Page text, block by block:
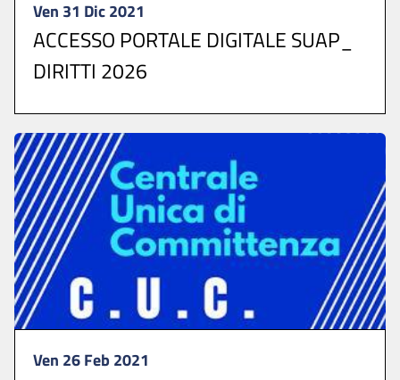
Ven 31 Dic 2021
ACCESSO PORTALE DIGITALE SUAP_
DIRITTI 2026
SPORTELLO UNICO DIGITALE ...
Ven 26 Feb 2021